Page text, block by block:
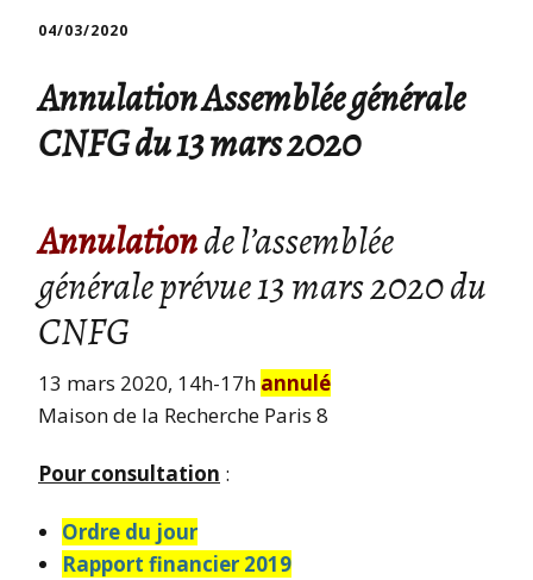
04/03/2020
Annulation Assemblée générale
CNFG du 13 mars 2020
Annulationde l’assemblée
générale prévue 13 mars 2020 du
CNFG
13 mars 2020, 14h-17h annulé
Maison de la Recherche Paris 8
Pour consultation :
Ordre du jour
Rapport financier 2019